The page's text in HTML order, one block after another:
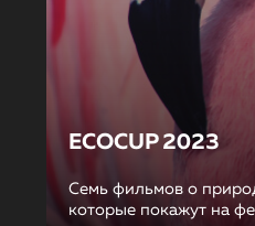
ECOCUP 2023
Семь фильмов о
которые покажут на